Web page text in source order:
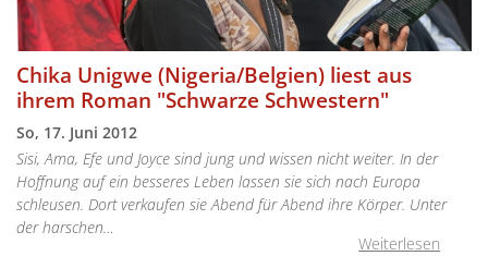
Chika Unigwe (Nigeria/Belgien) liest aus
ihrem Roman "Schwarze Schwestern"
So, 17. Juni 2012
Sisi, Ama, Efe und Joyce sind jung und wissen nicht weiter. In der
Hoffnung auf ein besseres Leben lassen sie sich nach Europa
schleusen. Dort verkaufen sie Abend für Abend ihre Körper. Unter
der harschen…
Weiterlesen